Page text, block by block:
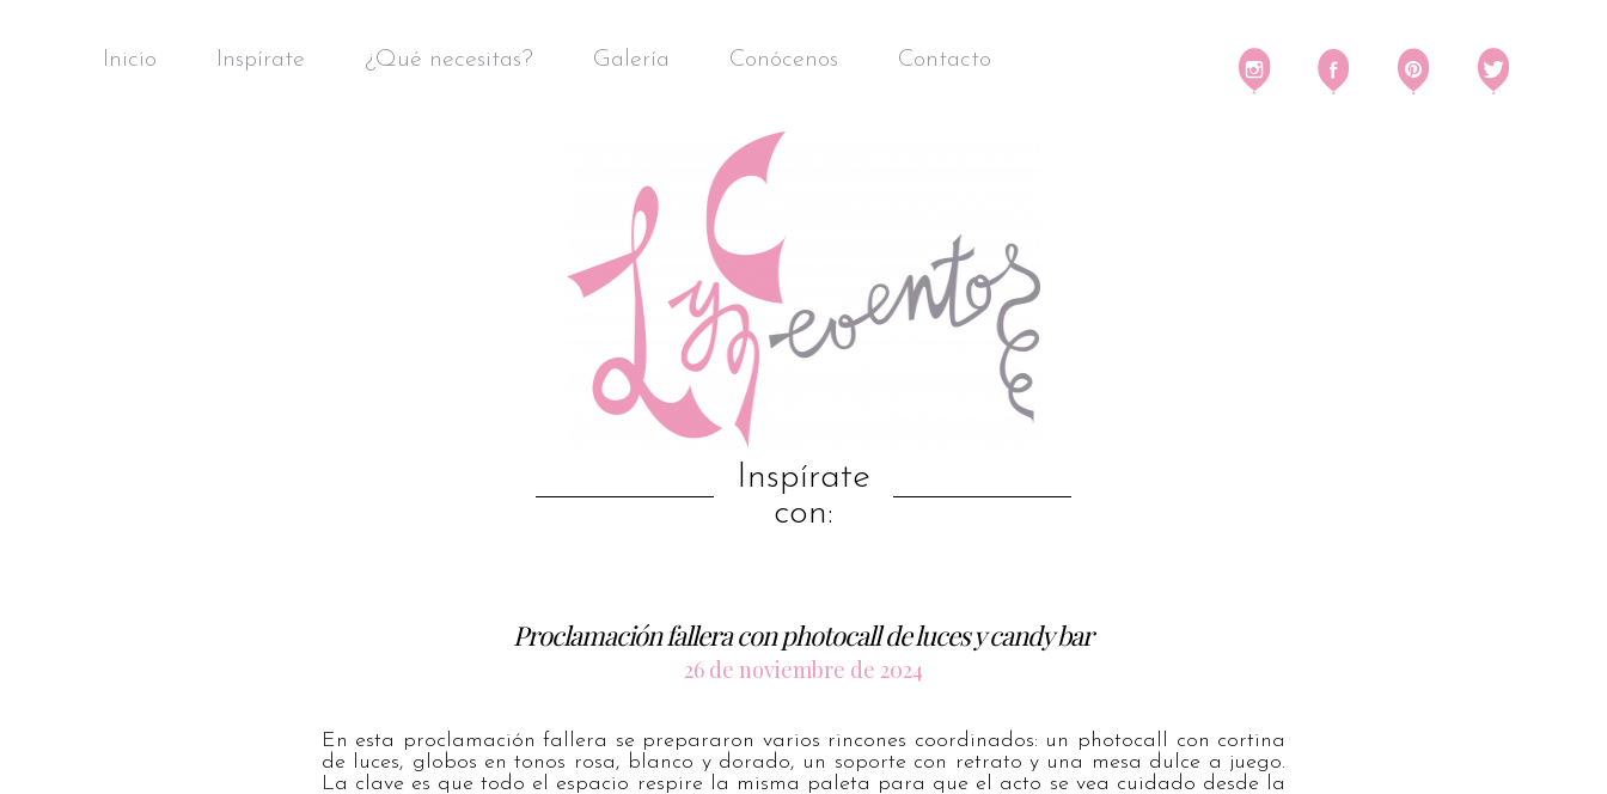
Inicio Inspírate ¿Qué necesitas? Galería Conócenos Contacto
Inspírate
con:
Proclamación fallera con photocall de luces y candy bar
26 de noviembre de 2024
En esta proclamación fallera se prepararon varios rincones coordinados: un photocall con cortina
de luces, globos en tonos rosa, blanco y dorado, un soporte con retrato y una mesa dulce a juego.
La clave es que todo el espacio respire la misma paleta para que el acto se vea cuidado desde la